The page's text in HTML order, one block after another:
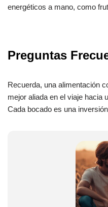
energéticos a mano, como
Preguntas
Recuerda, una alimentación
mejor aliada en el viaje hacia
Cada bocado es una